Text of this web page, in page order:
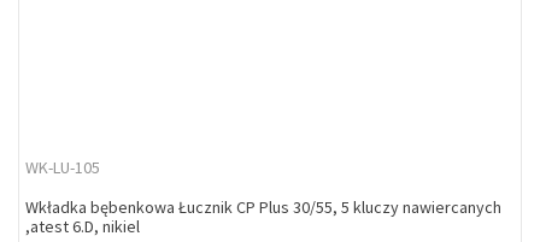
WK-LU-105
Wkładka bębenkowa Łucznik CP Plus 30/55, 5 kluczy nawiercanych
,atest 6.D, nikiel